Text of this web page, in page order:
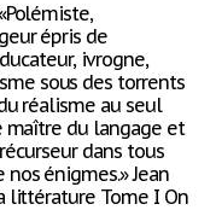
épris de
ivrogne,
sous des torrents
réalisme au seul
du langage et
dans tous
énigmes.» Jean
littérature Tome I On